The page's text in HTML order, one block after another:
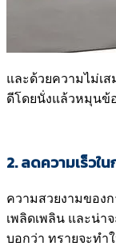
และด้วยความไม่เส
ดีโดยนั่งแล้วหมุนข้
2. ลดความเร็วใน
ความสวยงามของ
เพลิดเพลิน และน่า
บอกว่า ทรายจะทำ